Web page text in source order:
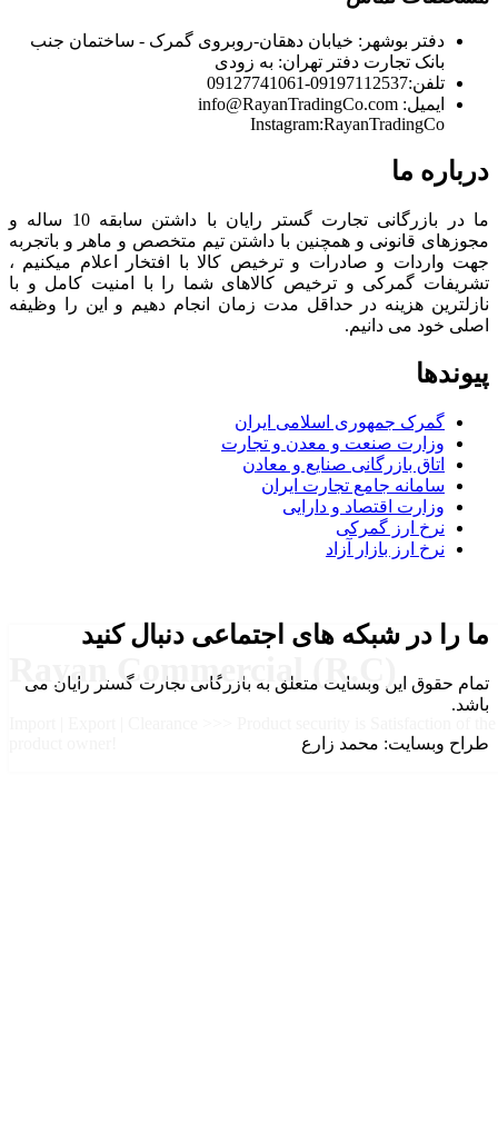
Rayan Commercial (R.C)
دفتر بوشهر: خیابان دهقان-روبروی گمرک - ساختمان جنب
بانک تجارت دفتر تهران: به زودی
تلفن:09197112537-09127741061
ایمیل: info@RayanTradingCo.com
Instagram:RayanTradingCo
درباره ما
ما در بازرگانی تجارت گستر رایان با داشتن سابقه 10 ساله و
مجوزهای قانونی و همچنین با داشتن تیم متخصص و ماهر و باتجربه
جهت واردات و صادرات و ترخیص کالا با افتخار اعلام میکنیم ،
تشریفات گمرکی و ترخیص کالاهای شما را با امنیت کامل و با
نازلترین هزینه در حداقل مدت زمان انجام دهیم و این را وظیفه
اصلی خود می دانیم.
پیوندها
گمرک جمهوری اسلامی ایران
وزارت صنعت و معدن و تجارت
اتاق بازرگانی صنایع و معادن
سامانه جامع تجارت ایران
وزارت اقتصاد و دارایی
نرخ ارز گمرکی
نرخ ارز بازار آزاد
ما را در شبکه های اجتماعی دنبال کنید
تمام حقوق این وبسایت متعلق به بازرگانی تجارت گستر رایان می
باشد.
طراح وبسایت: محمد زارع